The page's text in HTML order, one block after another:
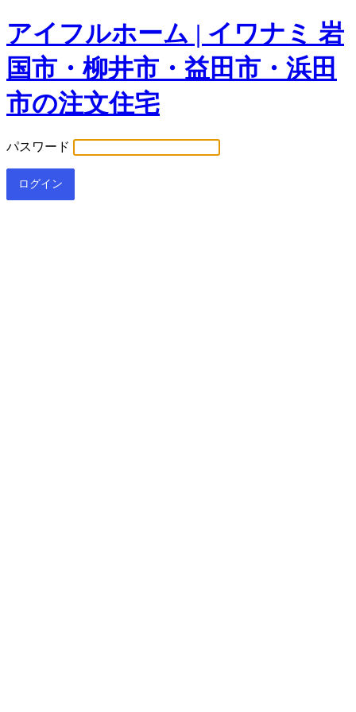
アイフルホーム | イワナミ 岩
国市・柳井市・益田市・浜田
市の注文住宅
パスワード